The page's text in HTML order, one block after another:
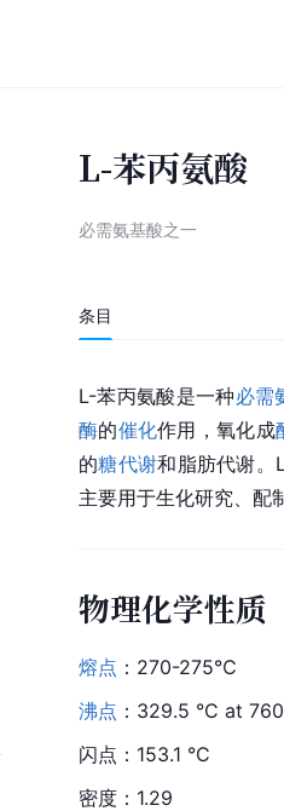
L-苯丙氨酸
必需氨基酸之一
条目
L-苯丙氨酸是一种必需
酶的催化作用，氧化成
的糖代谢和脂肪代谢。
主要用于生化研究、配
物理化学性质
熔点 ：270-275℃
沸点 ：329.5 °C at
闪点：153.1 °C
密度：1.29